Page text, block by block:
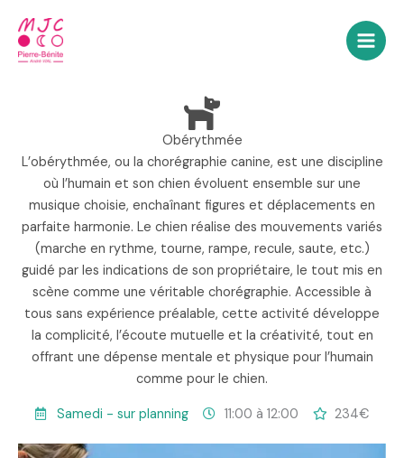
contenu
Obérythmée
L’obérythmée, ou la chorégraphie canine, est une discipline
où l’humain et son chien évoluent ensemble sur une
musique choisie, enchaînant figures et déplacements en
parfaite harmonie. Le chien réalise des mouvements variés
(marche en rythme, tourne, rampe, recule, saute, etc.)
guidé par les indications de son propriétaire, le tout mis en
scène comme une véritable chorégraphie. Accessible à
tous sans expérience préalable, cette activité développe
la complicité, l’écoute mutuelle et la créativité, tout en
offrant une dépense mentale et physique pour l’humain
comme pour le chien.
Samedi - sur planning 11:00 à 12:00 234€